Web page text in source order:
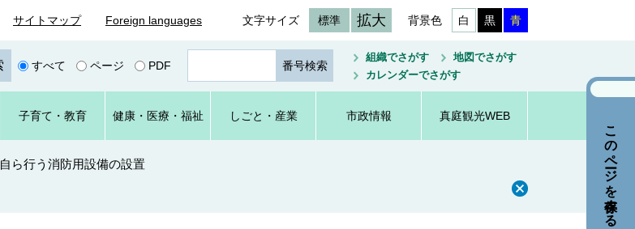
サイトマップ Foreign languages 文字サイズ 標準 拡大 背景色 白 黒 青
すべて ページ PDF
ジ
番
号
を
組織でさがす
地図でさがす
カレンダーでさがす
子育て ・教育 健康・ 医療・ 福祉 しごと ・産業 市政情報 真庭観光WEB
自ら行う消防用設備の設置
このページを保存する